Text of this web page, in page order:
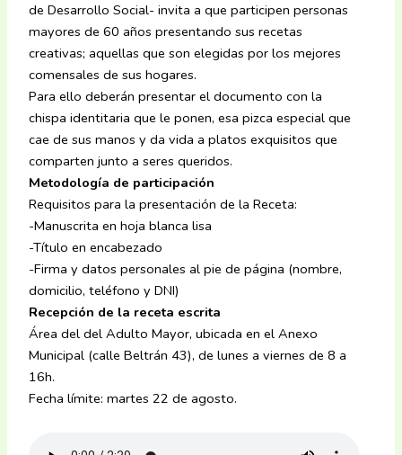
de Desarrollo Social- invita a que participen personas
mayores de 60 años presentando sus recetas
creativas; aquellas que son elegidas por los mejores
comensales de sus hogares.
Para ello deberán presentar el documento con la
chispa identitaria que le ponen, esa pizca especial que
cae de sus manos y da vida a platos exquisitos que
comparten junto a seres queridos.
Metodología de participación
Requisitos para la presentación de la Receta:
-Manuscrita en hoja blanca lisa
-Título en encabezado
-Firma y datos personales al pie de página (nombre,
domicilio, teléfono y DNI)
Recepción de la receta escrita
Área del del Adulto Mayor, ubicada en el Anexo
Municipal (calle Beltrán 43), de lunes a viernes de 8 a
16h.
Fecha límite: martes 22 de agosto.